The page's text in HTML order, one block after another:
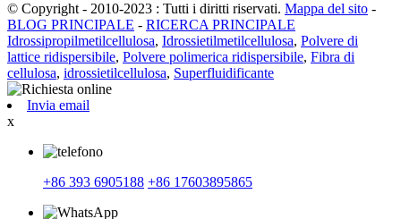
© Copyright - 2010-2023 : Tutti i diritti riservati. Mappa del sito -
BLOG PRINCIPALE - RICERCA PRINCIPALE
Idrossipropilmetilcellulosa, Idrossietilmetilcellulosa, Polvere di
lattice ridispersibile, Polvere polimerica ridispersibile, Fibra di
cellulosa, idrossietilcellulosa, Superfluidificante
Invia email
x
+86 393 6905188 +86 17603895865